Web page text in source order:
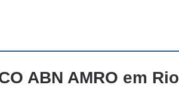
ABN AMRO em Rio